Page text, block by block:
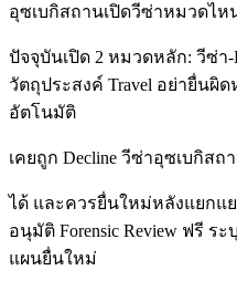
อุซเบกิสถานเปิดวีซ่าหมวดไห
ปัจจุบันเปิด 2 หมวดหลัก: วีซ่า-
วัตถุประสงค์ Travel อย่ายื่นผิ
อัตโนมัติ
เคยถูก Decline วีซ่าอุซเบกิส
ได้ และควรยื่นใหม่หลังแยกแย
อนุมัติ Forensic Review ฟรี ร
แผนยื่นใหม่